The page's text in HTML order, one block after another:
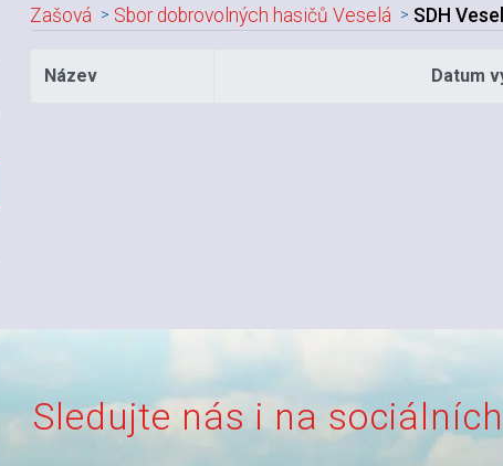
Zašová Sbor dobrovolných hasičů Veselá SDH
Název Datum
Sledujte nás i na